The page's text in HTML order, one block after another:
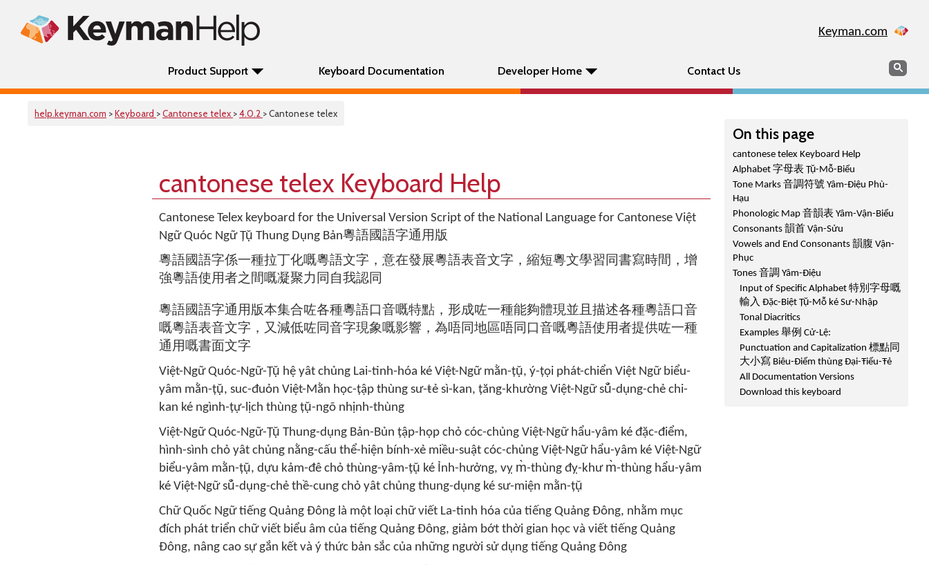
Keyman.com
Product Support Keyboard Documentation Developer Home Contact Us Search
help.keyman.com >Keyboard >Cantonese telex >4.0.2 > Cantonese telex
On this page
cantonese telex Keyboard Help
Alphabet 字母表 Țụ̆-Mỗ-Biểu
Tone Marks 音調符號 Yâm-Điệu Phù-
Hạu
Phonologic Map 音韻表 Yâm-Vận-Biểu
Consonants 韻首 Vận-Sửu
Vowels and End Consonants 韻腹 Vận-
Phục
Tones 音調 Yâm-Điệu
Input of Specific Alphabet 特別字母嘅
輸入 Đặc-Biệt Țụ̆-Mỗ ké Sư-Nhập
Tonal Diacritics
Examples 舉例 Cử-Lệ:
Punctuation and Capitalization 標點同
大小寫 Biêu-Điểm thùng Đại-Ŧiểu-Ŧẻ
All Documentation Versions
Download this keyboard
cantonese telex Keyboard Help
Cantonese Telex keyboard for the Universal Version Script of the National Language for Cantonese Việt
Ngữ Quóc Ngữ Țụ̆ Thung Dụng Bản粵語國語字通用版
粵語國語字係一種拉丁化嘅粵語文字，意在發展粵語表音文字，縮短粵文學習同書寫時間，增
強粵語使用者之間嘅凝聚力同自我認同
粵語國語字通用版本集合咗各種粵語口音嘅特點，形成咗一種能夠體現並且描述各種粵語口音
嘅粵語表音文字，又減低咗同音字現象嘅影響，為唔同地區唔同口音嘅粵語使用者提供咗一種
通用嘅書面文字
Việt-Ngữ Quóc-Ngữ-Țụ̆ hệ yât chủng Lai-tinh-hóa ké Việt-Ngữ mằn-țụ̆, ý-țọi phát-chiển Việt Ngữ biểu-
yâm mằn-țụ̆, suc-đuỏn Việt-Mằn học-țập thùng sư-ŧẻ sì-kan, țăng-khường Việt-Ngữ sŭ̉-dụng-chẻ chi-
kan ké ngình-țự-lịch thùng țụ̆-ngõ nhịnh-thùng
Việt-Ngữ Quóc-Ngữ-Țụ̆ Thung-dụng Bản-Bủn țập-họp chỏ cóc-chủng Việt-Ngữ hẩu-yâm ké đặc-điểm,
hình-sình chỏ yât chủng nằng-cấu thể-hiện bính-xẻ miều-suật cóc-chủng Việt-Ngữ hẩu-yâm ké Việt-Ngữ
biểu-yâm mằn-țụ̆, dựu kảm-đê chỏ thùng-yâm-țụ̆ ké Ỉnh-hưởng, vỵ m̀-thùng đỵ-khư m̀-thùng hẩu-yâm
ké Việt-Ngữ sŭ̉-dụng-chẻ thề-cung chỏ yât chủng thung-dụng ké sư-miện mằn-țụ̆
Chữ Quốc Ngữ tiếng Quảng Đông là một loại chữ viết La-tinh hóa của tiếng Quảng Đông, nhằm mục
đích phát triển chữ viết biểu âm của tiếng Quảng Đông, giảm bớt thời gian học và viết tiếng Quảng
Đông, nâng cao sự gắn kết và ý thức bản sắc của những người sử dụng tiếng Quảng Đông